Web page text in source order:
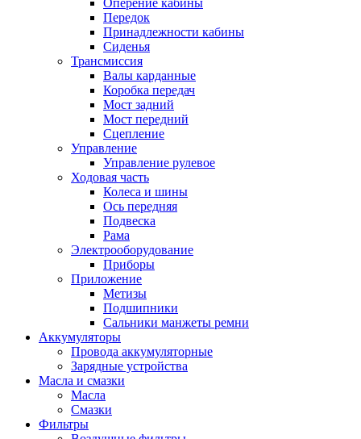
Оперение кабины
Передок
Принадлежности кабины
Сиденья
Трансмиссия
Валы карданные
Коробка передач
Мост задний
Мост передний
Сцепление
Управление
Управление рулевое
Ходовая часть
Колеса и шины
Ось передняя
Подвеска
Рама
Электрооборудование
Приборы
Приложение
Метизы
Подшипники
Сальники манжеты ремни
Аккумуляторы
Провода аккумуляторные
Зарядные устройства
Масла и смазки
Масла
Смазки
Фильтры